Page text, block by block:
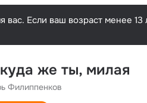
Если ваш возраст менее
же ты, милая
Филиппенков